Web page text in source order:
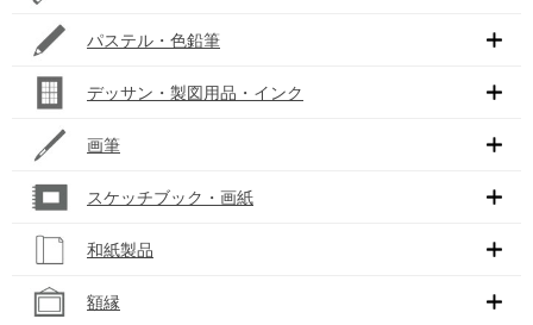
パステル・色鉛筆
デッサン・製図用品・インク
画筆
スケッチブック・画紙
和紙製品
額縁